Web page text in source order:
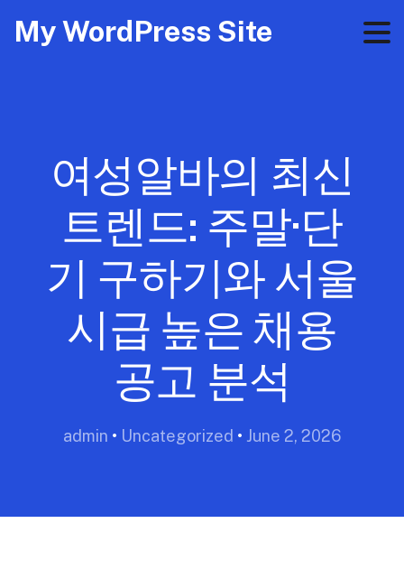
My WordPress Site
여성알바의 최신
트렌드: 주말·단
기 구하기와 서울
시급 높은 채용
공고 분석
admin • Uncategorized • June 2, 2026